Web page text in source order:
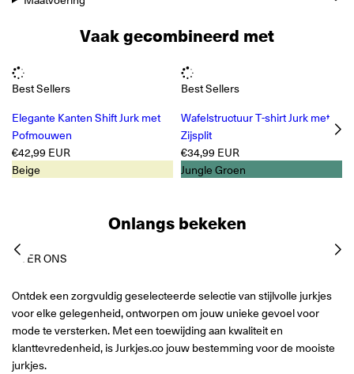
Vaak gecombineerd met
Best Sellers
Elegante Kanten Shift Jurk met
Pofmouwen
Reguliere
prijs
€42,99 EUR
Beige
Best Sellers
Wafelstructuur T-shirt Jurk met
Zijsplit
Reguliere
prijs
€34,99 EUR
Jungle Groen
Onlangs bekeken
OVER ONS
Ontdek een zorgvuldig geselecteerde selectie van stijlvolle jurkjes
voor elke gelegenheid, ontworpen om jouw unieke gevoel voor
mode te versterken. Met een toewijding aan kwaliteit en
klanttevredenheid, is Jurkjes.co jouw bestemming voor de mooiste
jurkjes.